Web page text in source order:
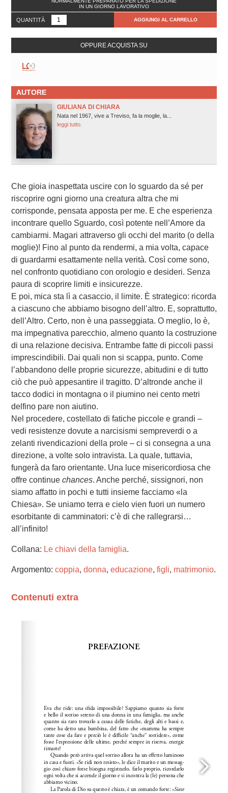
IN UN GIORNO LAVORATIVO
QUANTITÀ AGGIUNGI AL CARRELLO
OPPURE ACQUISTA SU
AUTORE
GIULIANA DI CHIARA
Nata nel 1967, vive a Treviso, fa la moglie, la...
leggi tutto.
Che gioia inaspettata uscire con lo sguardo da sé per
riscoprire ogni giorno una creatura altra che mi
corrisponde, pensata apposta per me. E che esperienza
incontrare quello Sguardo, così potente nell’Amore da
cambiarmi. Magari attraverso gli occhi del marito (o della
moglie)! Fino al punto da rendermi, a mia volta, capace
di guardarmi esattamente nella verità. Così come sono,
nel confronto quotidiano con orologio e desideri. Senza
paura di scoprire limiti e insicurezze.
E poi, mica sta lì a casaccio, il limite. È strategico: ricorda
a ciascuno che abbiamo bisogno dell’altro. E, soprattutto,
dell’Altro. Certo, non è una passeggiata. O meglio, lo è,
ma impegnativa parecchio, almeno quanto la costruzione
di una relazione decisiva. Entrambe fatte di piccoli passi
imprescindibili. Dai quali non si scappa, punto. Come
l’abbandono delle proprie sicurezze, abitudini e di tutto
ciò che può appesantire il tragitto. D’altronde anche il
tacco dodici in montagna o il piumino nei cento metri
delfino pare non aiutino.
Nel procedere, costellato di fatiche piccole e grandi –
vedi resistenze dovute a narcisismi sempreverdi o a
zelanti rivendicazioni della prole – ci si consegna a una
direzione, a volte solo intravista. La quale, tuttavia,
fungerà da faro orientante. Una luce misericordiosa che
offre continue chances. Anche perché, sissignori, non
siamo affatto in pochi e tutti insieme facciamo «la
Chiesa». Se uniamo terra e cielo vien fuori un numero
esorbitante di camminatori: c’è di che rallegrarsi…
all’infinito!
Collana: Le chiavi della famiglia.
Argomento: coppia, donna, educazione, figli, matrimonio.
Contenuti extra